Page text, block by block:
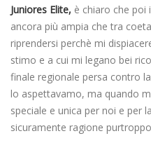
Juniores Elite, è chiaro che poi
ancora più ampia che tra
riprendersi perchè mi
stimo e a cui mi legano bei
finale regionale persa contro
lo aspettavamo, ma quando
speciale e unica per noi e per
sicuramente ragione